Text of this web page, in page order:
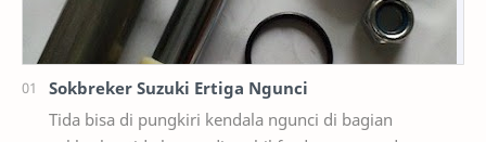
Sokbreker Suzuki Ertiga Ngunci
Tida bisa di pungkiri kendala ngunci di bagian